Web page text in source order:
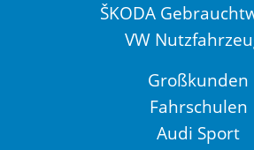
ŠKODA
VW
Großkunden
Fahrschulen
Audi Sport